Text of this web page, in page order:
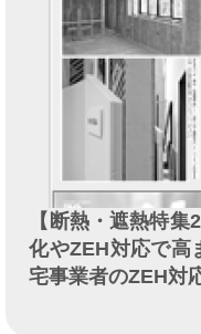
【断熱・遮熱特
化やZEH対応で高
宅事業者のZEH対